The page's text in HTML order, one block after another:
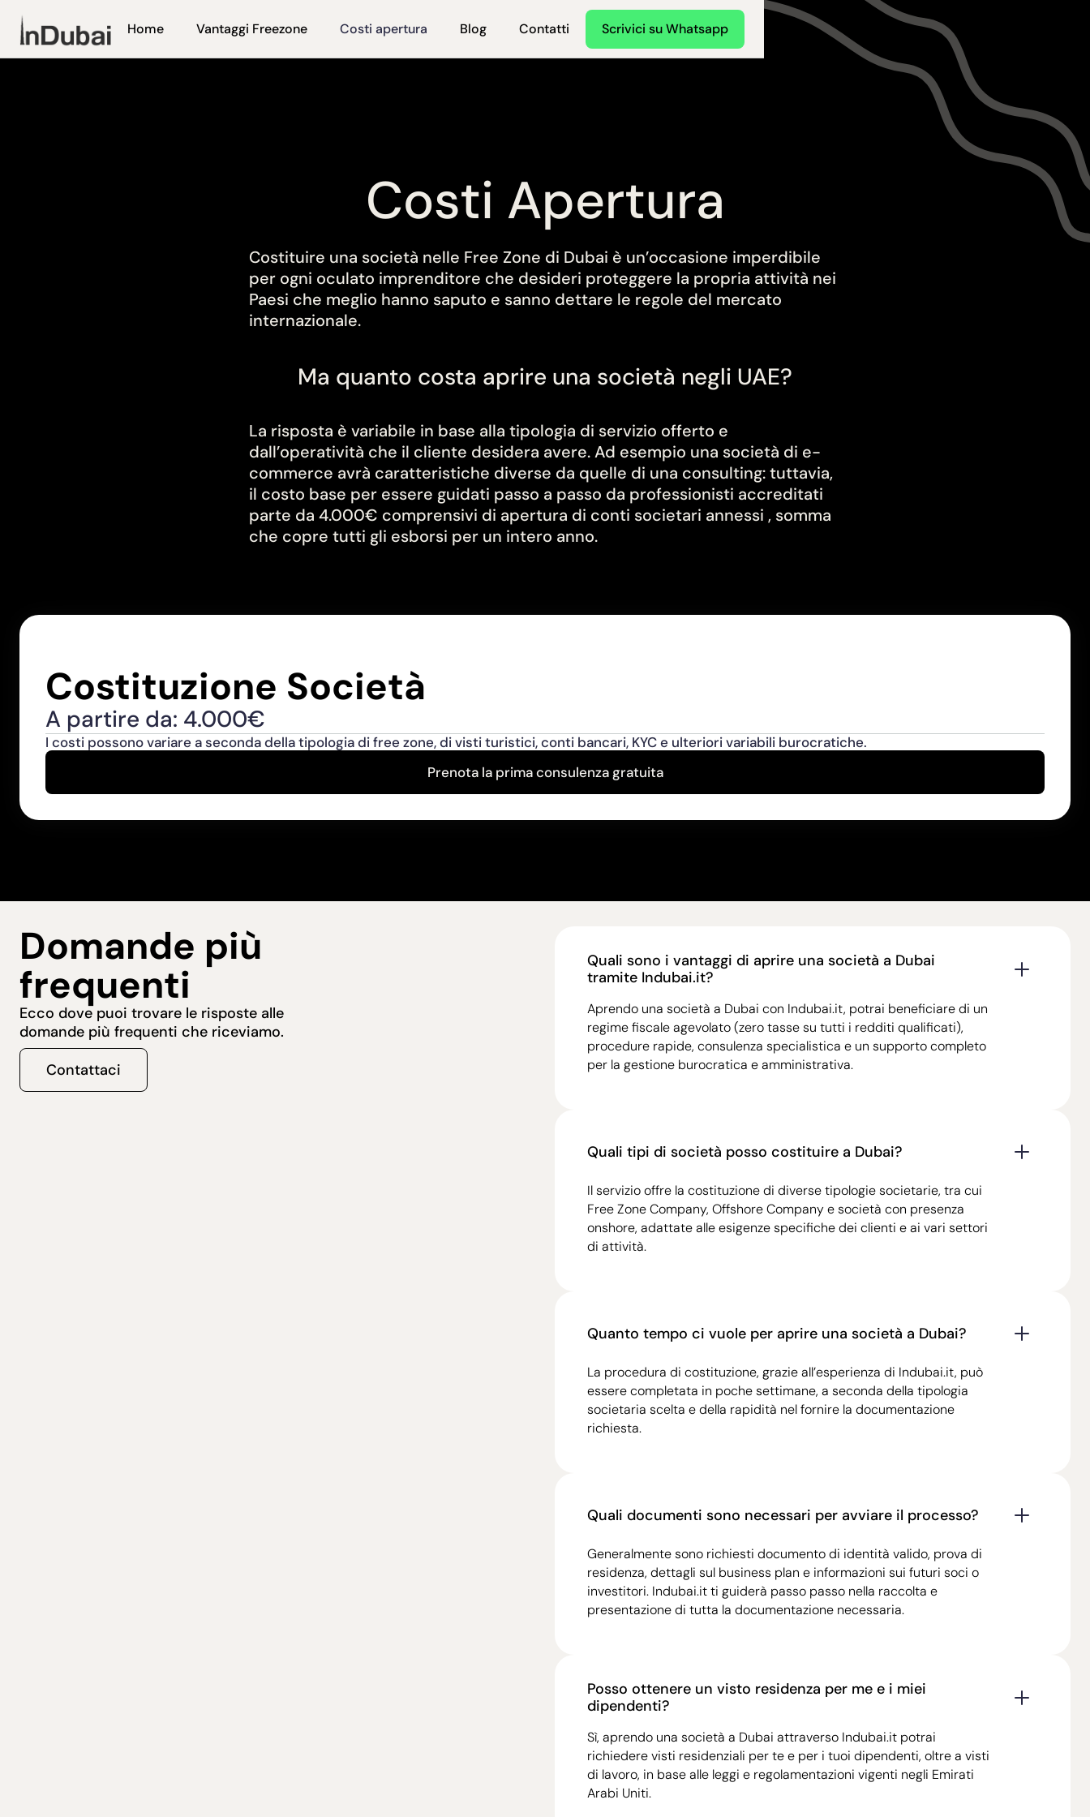
Home Vantaggi Freezone Costi apertura Blog Contatti Scrivici su Whatsapp
Costi Apertura
Costituire una società nelle Free Zone di Dubai è un’occasione imperdibile
per ogni oculato imprenditore che desideri proteggere la propria attività nei
Paesi che meglio hanno saputo e sanno dettare le regole del mercato
internazionale.
Ma quanto costa aprire una società negli UAE?
La risposta è variabile in base alla tipologia di servizio offerto e
dall’operatività che il cliente desidera avere. Ad esempio una società di e-
commerce avrà caratteristiche diverse da quelle di una consulting: tuttavia,
il costo base per essere guidati passo a passo da professionisti accreditati
parte da 4.000€ comprensivi di apertura di conti societari annessi , somma
che copre tutti gli esborsi per un intero anno.
Costituzione Società
A partire da: 4.000€
I costi possono variare a seconda della tipologia di free zone, di visti turistici, conti bancari, KYC e ulteriori variabili burocratiche.
Prenota la prima consulenza gratuita
Domande più
frequenti
Ecco dove puoi trovare le risposte alle
domande più frequenti che riceviamo.
Contattaci
Quali sono i vantaggi di aprire una società a Dubai
tramite Indubai.it?
Aprendo una società a Dubai con Indubai.it, potrai beneficiare di un
regime fiscale agevolato (zero tasse su tutti i redditi qualificati),
procedure rapide, consulenza specialistica e un supporto completo
per la gestione burocratica e amministrativa.
Quali tipi di società posso costituire a Dubai?
Il servizio offre la costituzione di diverse tipologie societarie, tra cui
Free Zone Company, Offshore Company e società con presenza
onshore, adattate alle esigenze specifiche dei clienti e ai vari settori
di attività.
Quanto tempo ci vuole per aprire una società a Dubai?
La procedura di costituzione, grazie all’esperienza di Indubai.it, può
essere completata in poche settimane, a seconda della tipologia
societaria scelta e della rapidità nel fornire la documentazione
richiesta.
Quali documenti sono necessari per avviare il processo?
Generalmente sono richiesti documento di identità valido, prova di
residenza, dettagli sul business plan e informazioni sui futuri soci o
investitori. Indubai.it ti guiderà passo passo nella raccolta e
presentazione di tutta la documentazione necessaria.
Posso ottenere un visto residenza per me e i miei
dipendenti?
Sì, aprendo una società a Dubai attraverso Indubai.it potrai
richiedere visti residenziali per te e per i tuoi dipendenti, oltre a visti
di lavoro, in base alle leggi e regolamentazioni vigenti negli Emirati
Arabi Uniti.